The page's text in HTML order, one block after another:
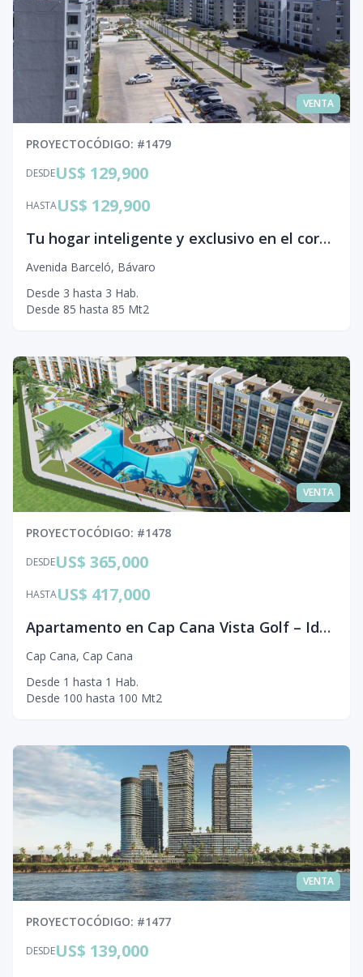
VENTA
PROYECTOCÓDIGO: #1479
DESDEUS$ 129,900
HASTAUS$ 129,900
Tu hogar inteligente y exclusivo en el corazón de Punta Cana.
Avenida Barceló, Bávaro
Desde 3 hasta 3 Hab.
Desde 85 hasta 85 Mt2
VENTA
PROYECTOCÓDIGO: #1478
DESDEUS$ 365,000
HASTAUS$ 417,000
Apartamento en Cap Cana Vista Golf – Ideal Inversión con CONFOTUR
Cap Cana, Cap Cana
Desde 1 hasta 1 Hab.
Desde 100 hasta 100 Mt2
VENTA
PROYECTOCÓDIGO: #1477
DESDEUS$ 139,000